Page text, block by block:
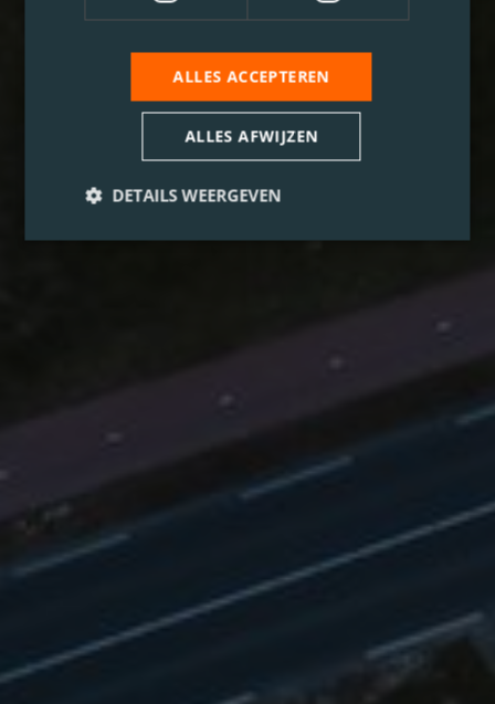
ALLES ACCEPTEREN
ALLES AFWIJZEN
DETAILS WEERGEVEN